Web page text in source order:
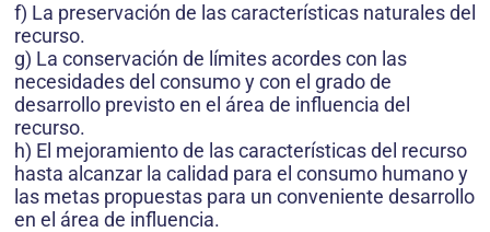
f) La preservación de las características naturales del
recurso.
g) La conservación de límites acordes con las
necesidades del consumo y con el grado de
desarrollo previsto en el área de influencia del
recurso.
h) El mejoramiento de las características del recurso
hasta alcanzar la calidad para el consumo humano y
las metas propuestas para un conveniente desarrollo
en el área de influencia.